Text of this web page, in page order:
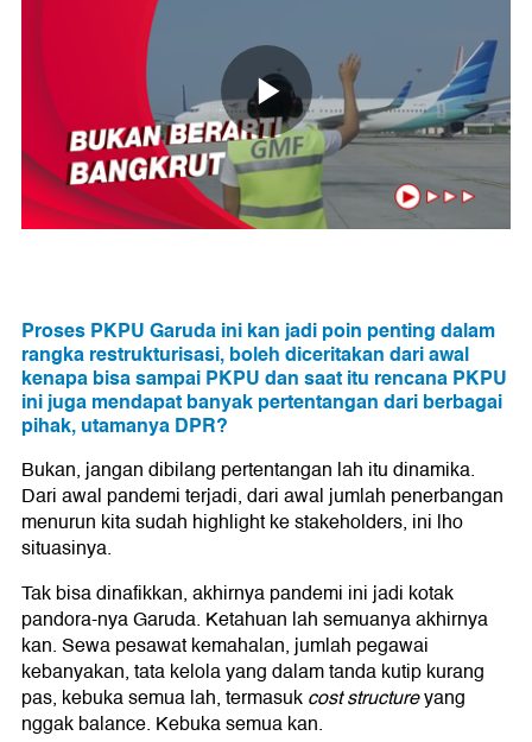
Proses PKPU Garuda ini kan jadi poin penting dalam
rangka restrukturisasi, boleh diceritakan dari awal
kenapa bisa sampai PKPU dan saat itu rencana PKPU
ini juga mendapat banyak pertentangan dari berbagai
pihak, utamanya DPR?
Bukan, jangan dibilang pertentangan lah itu dinamika.
Dari awal pandemi terjadi, dari awal jumlah penerbangan
menurun kita sudah highlight ke stakeholders, ini lho
situasinya.
Tak bisa dinafikkan, akhirnya pandemi ini jadi kotak
pandora-nya Garuda. Ketahuan lah semuanya akhirnya
kan. Sewa pesawat kemahalan, jumlah pegawai
kebanyakan, tata kelola yang dalam tanda kutip kurang
pas, kebuka semua lah, termasukcost structureyang
nggak balance. Kebuka semua kan.